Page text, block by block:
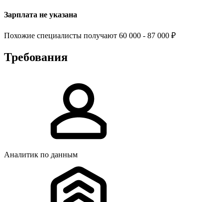
Зарплата не указана
Похожие специалисты получают 60 000 - 87 000 ₽
Требования
Аналитик по данным